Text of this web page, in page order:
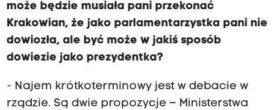
może będzie musiała pani przekonać
Krakowian, że jako parlamentarzystka pani nie
dowiozła, ale być może w jakiś sposób
dowiezie jako prezydentka?
- Najem krótkoterminowy jest w debacie w
rządzie. Są dwie propozycje – Ministerstwa